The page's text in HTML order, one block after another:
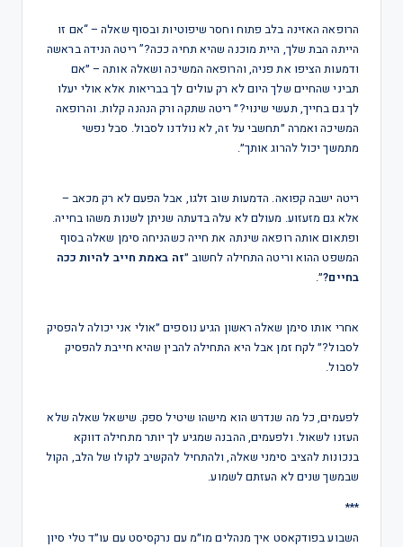
הרופאה האזינה בלב פתוח וחסר שיפוטיות ובסוף שאלה – “אם זו
הייתה הבת שלך, היית מוכנה שהיא תחיה ככה?” ריטה הנידה בראשה
ודמעות הציפו את פניה, והרופאה המשיכה ושאלה אותה – ״אם
תביני שהחיים שלך היום לא רק עולים לך בבריאות אלא אולי יעלו
לך גם בחייך, תעשי שינוי?״ ריטה שתקה ורק הנהנה קלות. והרופאה
המשיכה ואמרה ״תחשבי על זה, לא נולדנו לסבול. סבל נפשי
מתמשך יכול להרוג אותך״.
ריטה ישבה קפואה. הדמעות שוב זלגו, אבל הפעם לא רק מכאב –
אלא גם מזעזוע. מעולם לא עלה בדעתה שניתן לשנות משהו בחייה.
ופתאום אותה רופאה שינתה את חייה כשהניחה סימן שאלה בסוף
המשפט ההוא וריטה התחילה לחשוב ״זה באמת חייב להיות ככה
בחיים?״.
אחרי אותו סימן שאלה ראשון הגיע נוספים ״אולי אני יכולה להפסיק
לסבול?״ לקח זמן אבל היא התחילה להבין שהיא חייבת להפסיק
לסבול.
לפעמים, כל מה שנדרש הוא מישהו שיטיל ספק. שישאל שאלה שלא
העזנו לשאול. ולפעמים, ההבנה שמגיע לך יותר מתחילה דווקא
בנכונות להציב סימני שאלה, ולהתחיל להקשיב לקולו של הלב, הקול
שבמשך שנים לא העזתם לשמוע.
***
השבוע בפודקאסט איך מנהלים מו״מ עם נרקסיסט עם עו״ד טלי סיון